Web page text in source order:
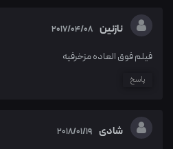
نازنین 2017/04/08
فیلم فوق العاده مزخرفیه
پاسخ
شادى 2018/01/19